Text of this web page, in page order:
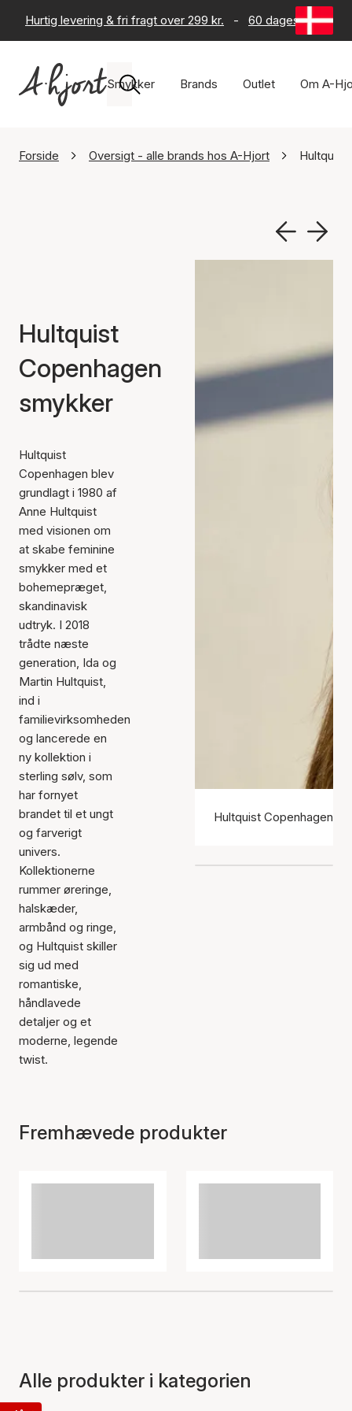
Hurtig levering & fri fragt over 299 kr. - 60 dages returret
Smykker Brands Outlet Om A-
Forside Oversigt - alle brands hos A-Hjort Hultquist
Hultquist
Copenhagen
smykker
Hultquist
Copenhagen blev
grundlagt i 1980 af
Anne Hultquist
med visionen om
at skabe feminine
smykker med et
bohemepræget,
skandinavisk
udtryk. I 2018
trådte næste
generation, Ida og
Martin Hultquist,
ind i
familievirksomheden
og lancerede en
ny kollektion i
sterling sølv, som
har fornyet
brandet til et ungt
og farverigt
univers.
Kollektionerne
rummer øreringe,
halskæder,
armbånd og ringe,
og Hultquist skiller
sig ud med
romantiske,
håndlavede
detaljer og et
moderne, legende
twist.
Hultquist Copenhagen
Fremhævede produkter
Alle produkter i kategorien